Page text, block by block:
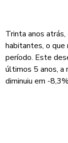
Trinta anos
habitantes, o
período. Este
últimos 5 anos, a
diminuiu em -